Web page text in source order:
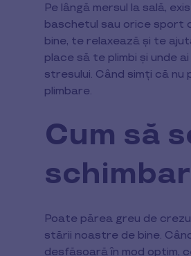
Pe lângă mersul la sală,
baschetul sau orice sport
bine, te relaxează și te
place să te plimbi și unde
stresului. Când simți că
plimbare.
Cum să
Poate părea greu de
stării noastre de bine.
desfășoară în mod optim,